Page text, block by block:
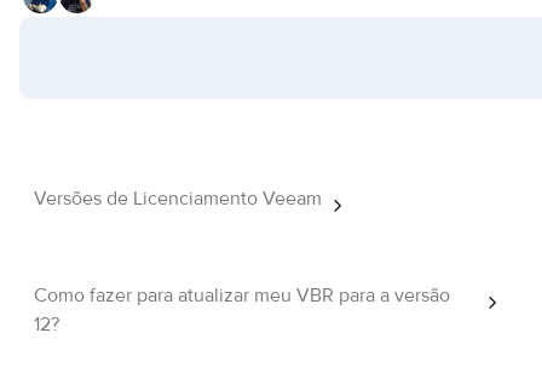
Versões de Licenciamento Veeam
Como fazer para atualizar meu VBR para a versão
12?